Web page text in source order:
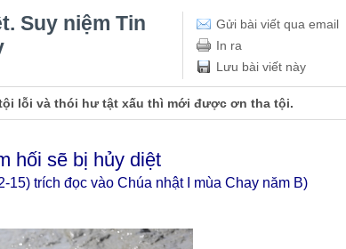
Gửi bài viết qua email
In ra
Lưu bài viết này
Suy niệm Tin
lỗi và thói hư tật xấu thì mới được ơn tha tội.
hối sẽ bị hủy diệt
15) trích đọc vào Chúa nhật I mùa Chay năm B)